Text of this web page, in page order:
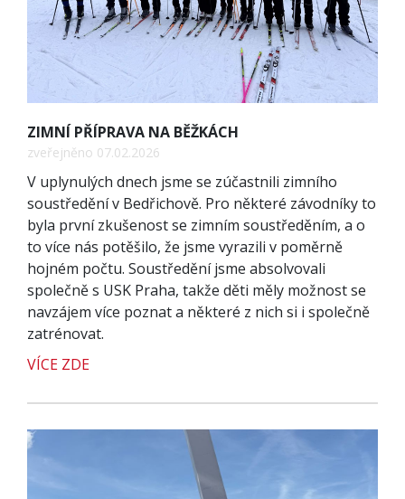
ZIMNÍ PŘÍPRAVA NA BĚŽKÁCH
zveřejněno 07.02.2026
V uplynulých dnech jsme se zúčastnili zimního
soustředění v Bedřichově. Pro některé závodníky to
byla první zkušenost se zimním soustředěním, a o
to více nás potěšilo, že jsme vyrazili v poměrně
hojném počtu. Soustředění jsme absolvovali
společně s USK Praha, takže děti měly možnost se
navzájem více poznat a některé z nich si i společně
zatrénovat.
VÍCE ZDE